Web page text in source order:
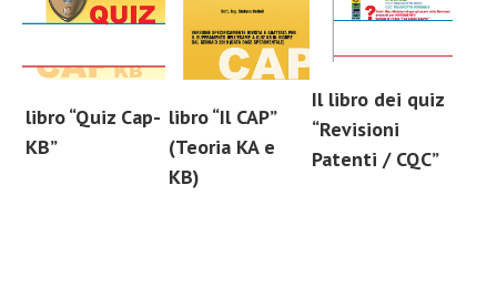
libro “Quiz Cap-
KB”
libro “Il CAP”
(Teoria KA e
KB)
Il libro dei quiz
“Revisioni
Patenti / CQC”